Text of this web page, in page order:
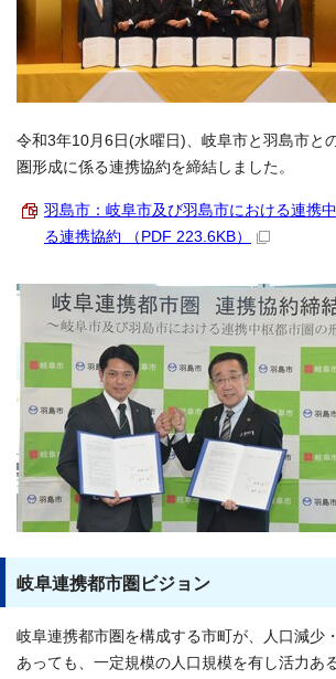
令和3年10月6日(水曜日)、岐阜市と羽島市と
圏形成に係る連携協約を締結しました。
羽島市：岐阜市及び羽島市における連携
る連携協約 （PDF 223.6KB）
岐阜連携都市圏ビジョン
岐阜連携都市圏を構成する市町が、人口減少
あっても、一定規模の人口規模を有し活力あ